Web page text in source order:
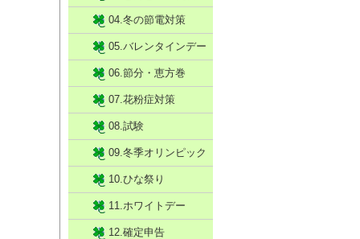
04.冬の節電対策
05.バレンタインデー
06.節分・恵方巻
07.花粉症対策
08.試験
09.冬季オリンピック
10.ひな祭り
11.ホワイトデー
12.確定申告